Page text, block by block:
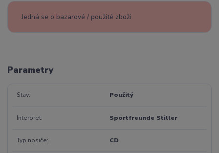
Jedná se o bazarové / použité zboží
Parametry
Stav Použitý
Interpret Sportfreunde Stiller
Typ nosiče CD